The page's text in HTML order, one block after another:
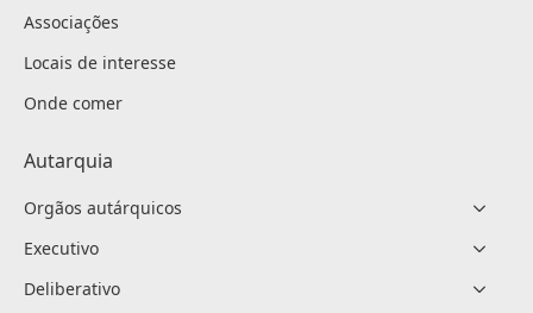
Associações
Locais de interesse
Onde comer
Autarquia
Orgãos autárquicos
Executivo
Deliberativo